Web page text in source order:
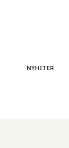
NYHETER